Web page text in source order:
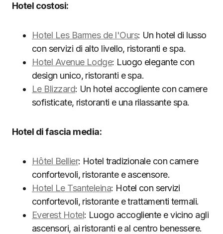
Hotel costosi:
Hotel Les Barmes de l'Ours: Un hotel di lusso
con servizi di alto livello, ristoranti e spa.
Hotel Avenue Lodge: Luogo elegante con
design unico, ristoranti e spa.
Le Blizzard: Un hotel accogliente con camere
sofisticate, ristoranti e una rilassante spa.
Hotel di fascia media:
Hôtel Bellier: Hotel tradizionale con camere
confortevoli, ristorante e ascensore.
Hotel Le Tsanteleina: Hotel con servizi
confortevoli, ristorante e trattamenti termali.
Everest Hotel: Luogo accogliente e vicino agli
ascensori, ai ristoranti e al centro benessere.